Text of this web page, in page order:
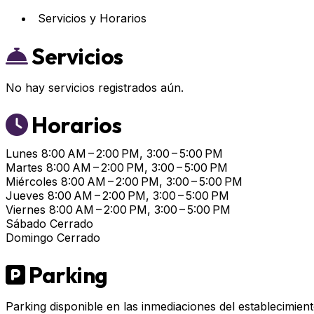
Servicios y Horarios
Servicios
No hay servicios registrados aún.
Horarios
Lunes 8:00 AM – 2:00 PM, 3:00 – 5:00 PM
Martes 8:00 AM – 2:00 PM, 3:00 – 5:00 PM
Miércoles 8:00 AM – 2:00 PM, 3:00 – 5:00 PM
Jueves 8:00 AM – 2:00 PM, 3:00 – 5:00 PM
Viernes 8:00 AM – 2:00 PM, 3:00 – 5:00 PM
Sábado Cerrado
Domingo Cerrado
Parking
Parking disponible en las inmediaciones del